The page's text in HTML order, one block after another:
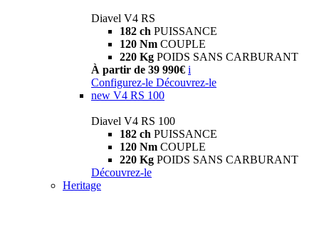
Diavel V4 RS
182 ch PUISSANCE
120 Nm COUPLE
220 Kg POIDS SANS CARBURANT
À partir de 39 990€ i
Configurez-le Découvrez-le
new V4 RS 100
Diavel V4 RS 100
182 ch PUISSANCE
120 Nm COUPLE
220 Kg POIDS SANS CARBURANT
Découvrez-le
Heritage